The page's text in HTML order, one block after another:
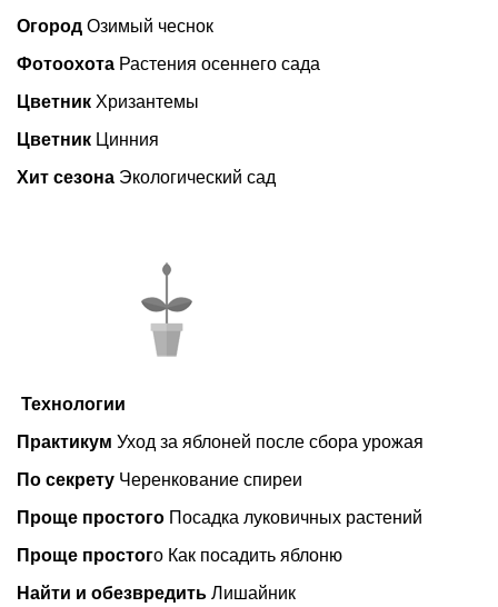
Огород Озимый чеснок
Фотоохота Растения осеннего сада
Цветник Хризантемы
Цветник Цинния
Хит сезона Экологический сад
Технологии
Практикум Уход за яблоней после сбора урожая
По секрету Черенкование спиреи
Проще простого Посадка луковичных растений
Проще простого Как посадить яблоню
Найти и обезвредить Лишайник